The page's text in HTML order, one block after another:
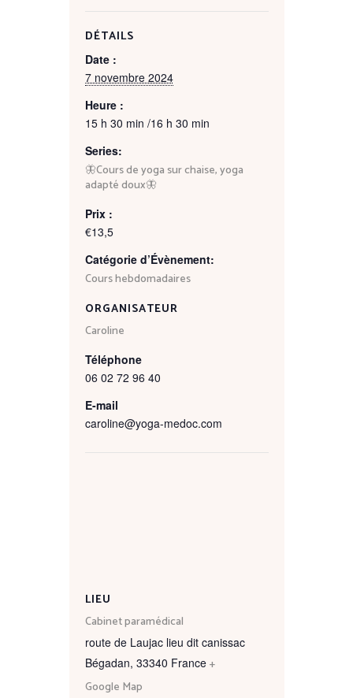
DÉTAILS
Date :
7 novembre 2024
Heure :
15 h 30 min /16 h 30 min
Series:
🦋Cours de yoga sur chaise, yoga
adapté doux🦋
Prix :
€13,5
Catégorie d’Évènement:
Cours hebdomadaires
ORGANISATEUR
Caroline
Téléphone
06 02 72 96 40
E-mail
caroline@yoga-medoc.com
LIEU
Cabinet paramédical
route de Laujac lieu dit canissac
Bégadan, 33340 France +
Google Map